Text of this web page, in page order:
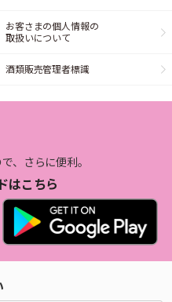
お客さまの個人情報の
取扱いについて
酒類販売管理者標識
、さらに便利。
はこちら